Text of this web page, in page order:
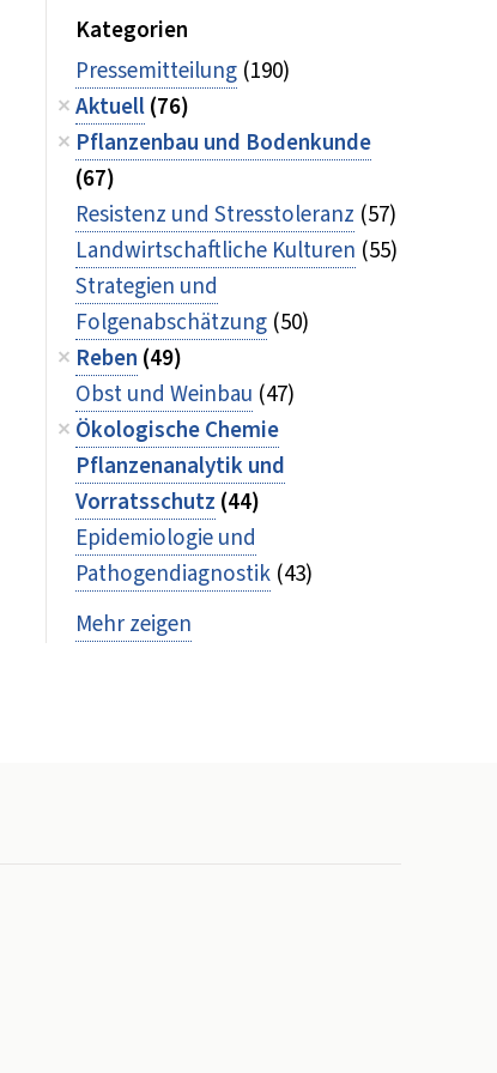
Kategorien
Pressemitteilung (190)
Aktuell(76)
Pflanzenbau und Bodenkunde
(67)
Resistenz und Stresstoleranz (57)
Landwirtschaftliche Kulturen (55)
Strategien und
Folgenabschätzung (50)
Reben (49)
Obst und Weinbau (47)
Ökologische Chemie
Pflanzenanalytik und
Vorratsschutz (44)
Epidemiologie und
Pathogendiagnostik (43)
Mehr zeigen